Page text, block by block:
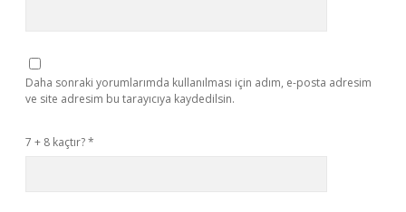
Daha sonraki yorumlarımda kullanılması için adım, e-posta adresim
ve site adresim bu tarayıcıya kaydedilsin.
7 + 8 kaçtır?*